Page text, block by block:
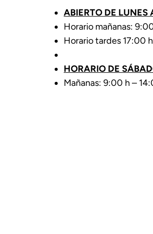
ABIERTO DE LUNES
Horario mañanas:
Horario tardes 17:00
HORARIO DE
Mañanas: 9:00 h –